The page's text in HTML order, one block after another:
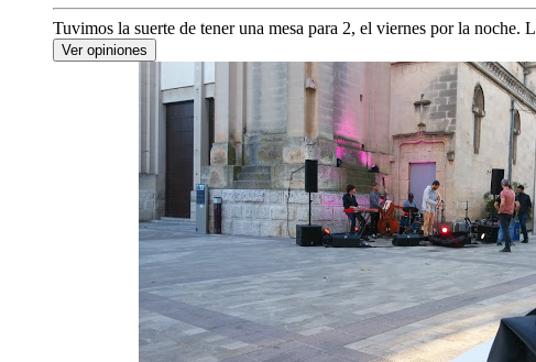
Tuvimos la suerte de tener una mesa para 2, el viernes por la noche.
Ver opiniones